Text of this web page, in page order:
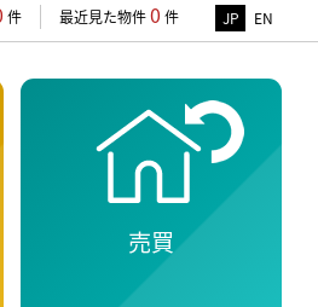
件 最近見た物件0 件 JP EN
売買